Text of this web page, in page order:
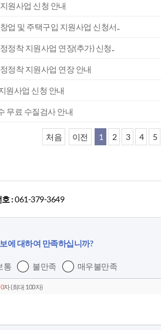
원사업 신청 안내
업 및 주택구입 지원사업 신청서..
정착 지원사업 연장(추가) 신청..
정착 지원사업 연장 안내
원사업 신청 안내
무료 수질검사 안내
처음 이전 1 2 3 4 5
:061-379-3649
에 대하여 만족하십니까?
통 불만족 매우불만족
0자 (최대 100자)